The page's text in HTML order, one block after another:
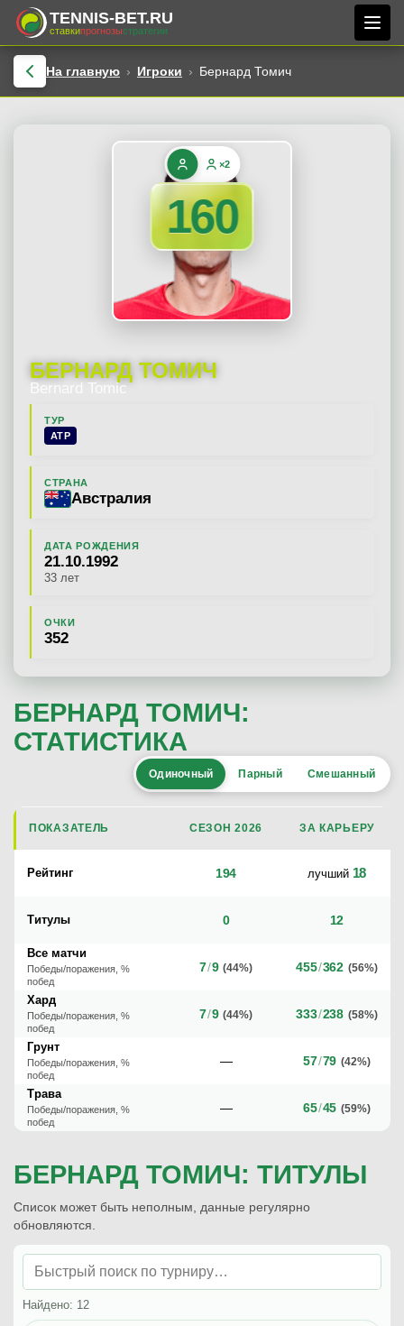
TENNIS-BET.RU
ставкипрогнозыстратегии
На главную Игроки Бернард Томич
БЕРНАРД ТОМИЧ
Bernard Tomic
ТУР
ATP
СТРАНА
Австралия
ДАТА РОЖДЕНИЯ
21.10.1992
33 лет
ОЧКИ
352
×2
160
БЕРНАРД ТОМИЧ:
СТАТИСТИКА
Одиночный Парный Смешанный
ПОКАЗАТЕЛЬ СЕЗОН 2026 ЗА КАРЬЕРУ
Рейтинг 194 лучший 18
Титулы 0 12
Все матчи
Победы/поражения, %
побед
7/9 (44%) 455/362 (56%)
Хард
Победы/поражения, %
побед
7/9 (44%) 333/238 (58%)
Грунт
Победы/поражения, %
побед
— 57/79 (42%)
Трава
Победы/поражения, %
побед
— 65/45 (59%)
БЕРНАРД ТОМИЧ: ТИТУЛЫ
Список может быть неполным, данные регулярно
обновляются.
Найдено: 12